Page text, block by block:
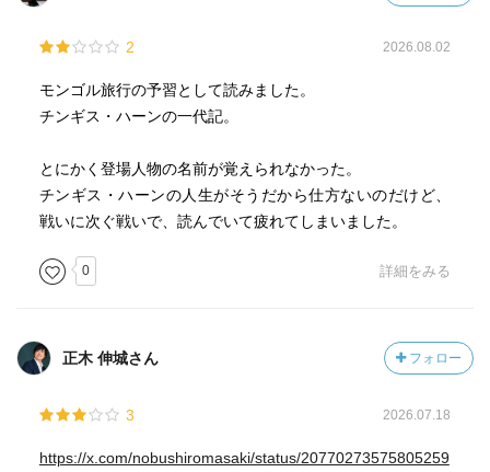
2 2026.08.02
モンゴル旅行の予習として読みました。
チンギス・ハーンの一代記。
とにかく登場人物の名前が覚えられなかった。
チンギス・ハーンの人生がそうだから仕方ないのだけど、
戦いに次ぐ戦いで、読んでいて疲れてしまいました。
0 詳細をみる
正木 伸城さん フォロー
3 2026.07.18
https://x.com/nobushiromasaki/status/20770273575805259